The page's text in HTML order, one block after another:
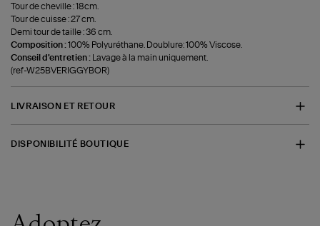
Tour de cheville : 18cm.
Tour de cuisse : 27 cm.
Demi tour de taille : 36 cm.
Composition :100% Polyuréthane. Doublure: 100% Viscose.
Conseil d'entretien :
Lavage à la main uniquement.
(ref-W25BVERIGGYBOR)
LIVRAISON ET RETOUR
DISPONIBILITÉ BOUTIQUE